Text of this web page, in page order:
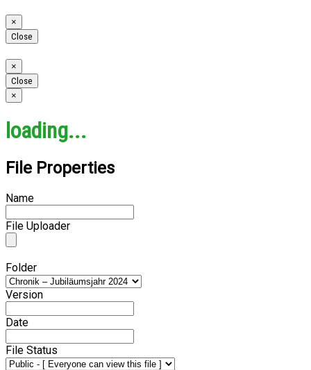
×
Close
×
Close
×
loading...
File Properties
Name
File Uploader
Folder
Version
Date
File Status